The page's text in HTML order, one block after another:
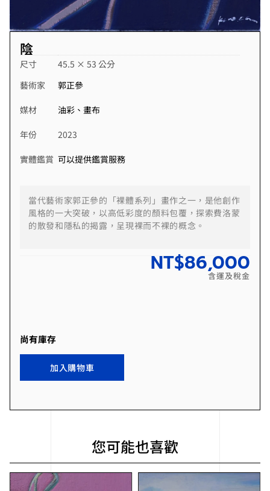
陰
尺寸
45.5 × 53 公分
藝術家
郭正參
媒材 油彩、畫布
年份 2023
實體鑑賞 可以提供鑑賞服務
當代藝術家郭正參的「裸體系列」畫作之一，是他創作
風格的一大突破，以高低彩度的顏料包覆，探索費洛蒙
的散發和隱私的揭露，呈現裸而不裸的概念。
NT$86,000
含運及稅金
尚有庫存
加入購物車
您可能也喜歡